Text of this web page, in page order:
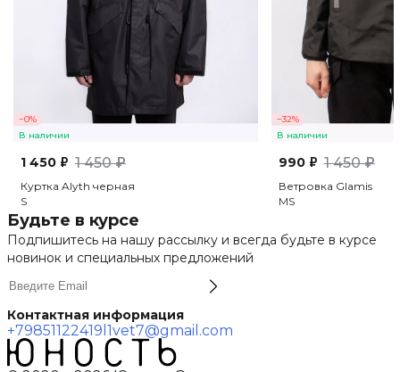
−0%
В наличии
1 450 ₽ 1 450 ₽
Куртка Alyth черная
S
−32%
В наличии
990 ₽ 1 450 ₽
Ветровка Glamis
MS
Будьте в курсе
Подпишитесь на нашу рассылку и всегда будьте в курсе
новинок и специальных предложений
Контактная информация
+79851122419 l1vet7@gmail.com